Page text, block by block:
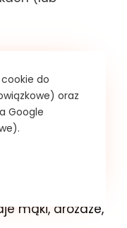
mąki, drożdże,
do
oraz
Google